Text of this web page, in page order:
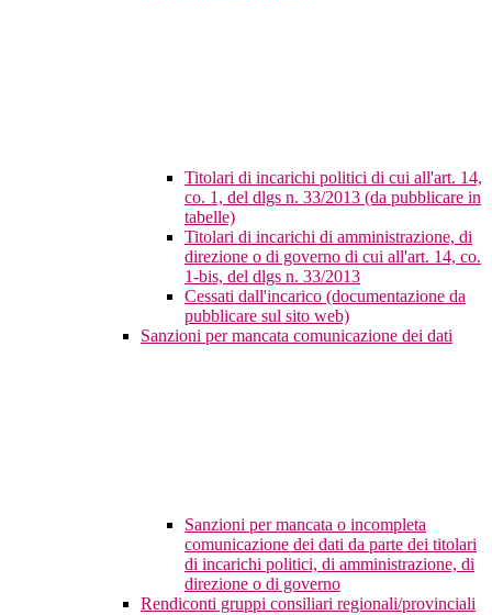
Titolari di incarichi politici di cui all'art. 14,
co. 1, del dlgs n. 33/2013 (da pubblicare in
tabelle)
Titolari di incarichi di amministrazione, di
direzione o di governo di cui all'art. 14, co.
1-bis, del dlgs n. 33/2013
Cessati dall'incarico (documentazione da
pubblicare sul sito web)
Sanzioni per mancata comunicazione dei dati
Sanzioni per mancata o incompleta
comunicazione dei dati da parte dei titolari
di incarichi politici, di amministrazione, di
direzione o di governo
Rendiconti gruppi consiliari regionali/provinciali